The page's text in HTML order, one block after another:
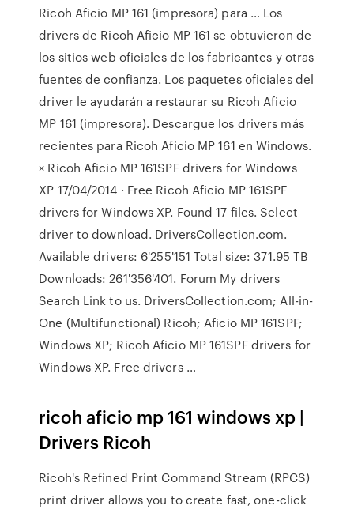
Ricoh Aficio MP 161 (impresora) para … Los
drivers de Ricoh Aficio MP 161 se obtuvieron de
los sitios web oficiales de los fabricantes y otras
fuentes de confianza. Los paquetes oficiales del
driver le ayudarán a restaurar su Ricoh Aficio
MP 161 (impresora). Descargue los drivers más
recientes para Ricoh Aficio MP 161 en Windows.
× Ricoh Aficio MP 161SPF drivers for Windows
XP 17/04/2014 · Free Ricoh Aficio MP 161SPF
drivers for Windows XP. Found 17 files. Select
driver to download. DriversCollection.com.
Available drivers: 6'255'151 Total size: 371.95 TB
Downloads: 261'356'401. Forum My drivers
Search Link to us. DriversCollection.com; All-in-
One (Multifunctional) Ricoh; Aficio MP 161SPF;
Windows XP; Ricoh Aficio MP 161SPF drivers for
Windows XP. Free drivers …
ricoh aficio mp 161 windows xp |
Drivers Ricoh
Ricoh's Refined Print Command Stream (RPCS)
print driver allows you to create fast, one-click